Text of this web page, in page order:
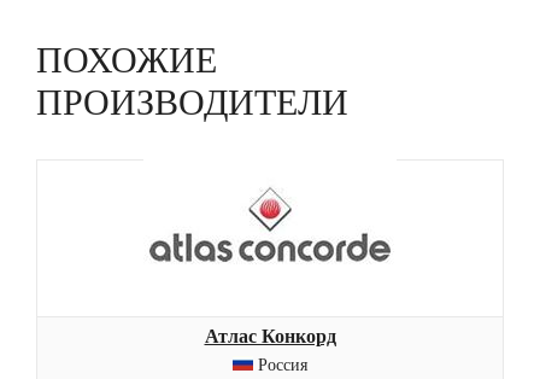
ПОХОЖИЕ
ПРОИЗВОДИТЕЛИ
Атлас Конкорд
Россия